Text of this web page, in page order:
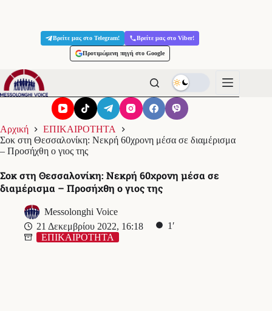
Βρείτε μας στο Telegram! Βρείτε μας στο Viber!
Προτιμώμενη πηγή στο Google
Αρχική
ΕΠΙΚΑΙΡΟΤΗΤΑ
Σοκ στη Θεσσαλονίκη: Νεκρή 60χρονη μέσα σε διαμέρισμα
– Προσήχθη ο γιος της
Σοκ στη Θεσσαλονίκη: Νεκρή 60χρονη μέσα σε
διαμέρισμα – Προσήχθη ο γιος της
Messolonghi Voice
21 Δεκεμβρίου 2022, 16:18
1′
ΕΠΙΚΑΙΡΟΤΗΤΑ